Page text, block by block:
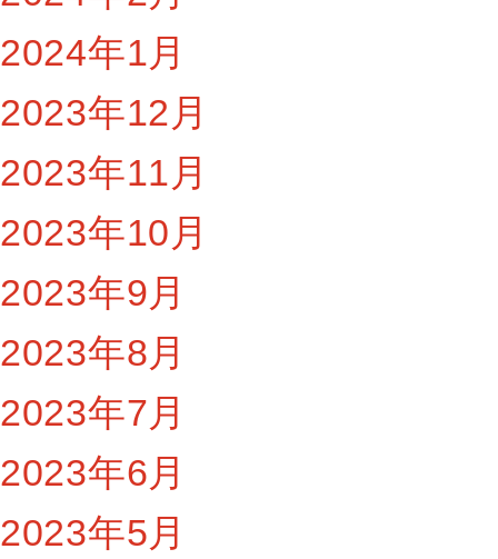
2024年1月
2023年12月
2023年11月
2023年10月
2023年9月
2023年8月
2023年7月
2023年6月
2023年5月